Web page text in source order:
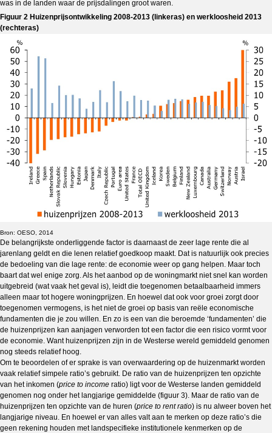
was in de landen waar de prijsdalingen groot waren.
Figuur 2 Huizenprijsontwikkeling 2008-2013 (linkeras) en werkloosheid 2013
(rechteras)
Bron: OESO, 2014
De belangrijkste onderliggende factor is daarnaast de zeer lage rente die al
jarenlang geldt en die lenen relatief goedkoop maakt. Dat is natuurlijk ook precies
de bedoeling van die lage rente: de economie weer op gang helpen. Maar toch
baart dat wel enige zorg. Als het aanbod op de woningmarkt niet snel kan worden
uitgebreid (wat vaak het geval is), leidt die toegenomen betaalbaarheid immers
alleen maar tot hogere woningprijzen. En hoewel dat ook voor groei zorgt door
toegenomen vermogens, is het niet de groei op basis van reële economische
fundamenten die je zou willen. En zo is een van die beroemde ‘fundamenten’ die
de huizenprijzen kan aanjagen verworden tot een factor die een risico vormt voor
de economie. Want huizenprijzen zijn in de Westerse wereld gemiddeld genomen
nog steeds relatief hoog.
Om te beoordelen of er sprake is van overwaardering op de huizenmarkt worden
vaak relatief simpele ratio’s gebruikt. De ratio van de huizenprijzen ten opzichte
van het inkomen (price to income ratio) ligt voor de Westerse landen gemiddeld
genomen nog onder het langjarige gemiddelde (figuur 3). Maar de ratio van de
huizenprijzen ten opzichte van de huren (price to rent ratio) is nu alweer boven het
langjarige niveau. En hoewel er van alles valt aan te merken op deze ratio’s die
geen rekening houden met landspecifieke institutionele kenmerken op de